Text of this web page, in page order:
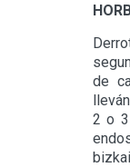
de
2 o 3